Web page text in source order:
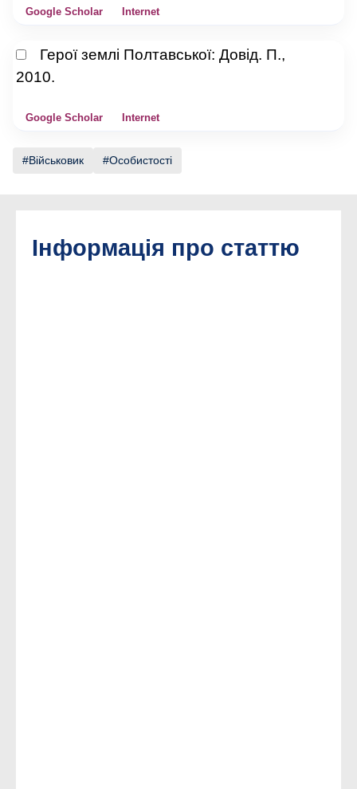
Google Scholar Internet
Герої землі Полтавської: Довід. П.,
2010.
Google Scholar Internet
Військовик Особистості
Інформація про статтю